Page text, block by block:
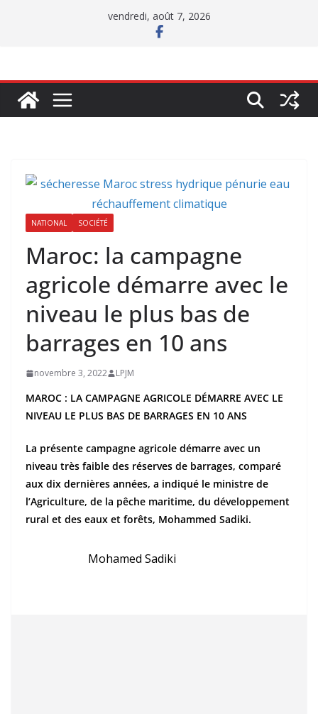
vendredi, août 7, 2026
NATIONAL SOCIÉTÉ
Maroc: la campagne
agricole démarre avec le
niveau le plus bas de
barrages en 10 ans
novembre 3, 2022 LPJM
MAROC : LA CAMPAGNE AGRICOLE DÉMARRE AVEC LE
NIVEAU LE PLUS BAS DE BARRAGES EN 10 ANS
La présente campagne agricole démarre avec un
niveau très faible des réserves de barrages, comparé
aux dix dernières années, a indiqué le ministre de
l’Agriculture, de la pêche maritime, du développement
rural et des eaux et forêts, Mohammed Sadiki.
Mohamed Sadiki